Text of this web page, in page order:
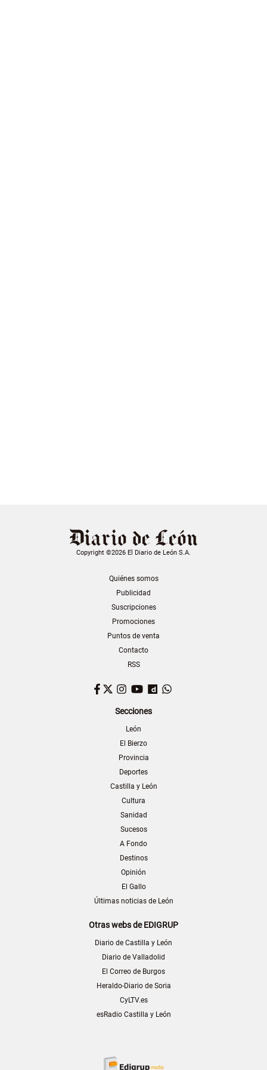
Copyright ©2026 El Diario de León S.A.
Quiénes somos
Publicidad
Suscripciones
Promociones
Puntos de venta
Contacto
RSS
Facebook
TwitterInstagram
YouTubeDailymotion
Secciones
León
El Bierzo
Provincia
Deportes
Castilla y León
Cultura
Sanidad
Sucesos
A Fondo
Destinos
Opinión
El Gallo
Últimas noticias de León
Otras webs de EDIGRUP
Diario de Castilla y León
Diario de Valladolid
El Correo de Burgos
Heraldo-Diario de Soria
CyLTV.es
esRadio Castilla y León